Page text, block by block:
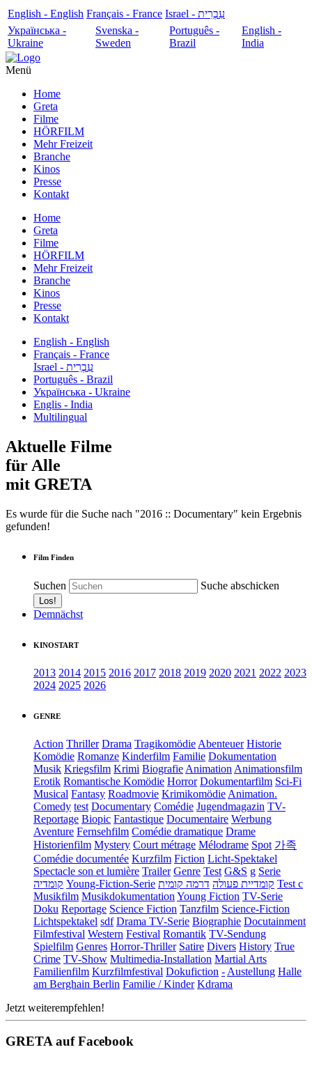
English - English Français - France
עִבְרִית - Israel
Українська -
Ukraine
Svenska -
Sweden
Português -
Brazil
English -
India
Menü
Home
Greta
Filme
HÖRFILM
Mehr Freizeit
Branche
Kinos
Presse
Kontakt
Home
Greta
Filme
HÖRFILM
Mehr Freizeit
Branche
Kinos
Presse
Kontakt
English - English
Français - France
עִבְרִית - Israel
Português - Brazil
Українська - Ukraine
Englis - India
Multilingual
Aktuelle Filme
für Alle
mit GRETA
Es wurde für die Suche nach "2016 :: Documentary" kein Ergebnis
gefunden!
Film Finden
Suchen Suche abschicken
Demnächst
KINOSTART
2013 2014 2015 2016 2017 2018 2019 2020 2021 2022 2023
2024 2025 2026
GENRE
Action Thriller Drama Tragikomödie Abenteuer Historie
Komödie Romanze Kinderfilm Familie Dokumentation
Musik Kriegsfilm Krimi Biografie Animation Animationsfilm
Erotik Romantische Komödie Horror Dokumentarfilm Sci-Fi
Musical Fantasy Roadmovie Krimikomödie Animation.
Comedy test Documentary Comédie Jugendmagazin TV-
Reportage Biopic Fantastique Documentaire Werbung
Aventure Fernsehfilm Comédie dramatique Drame
Historienfilm Mystery Court métrage Mélodrame Spot 가족
Comédie documentée Kurzfilm Fiction Licht-Spektakel
Spectacle son et lumière Trailer Genre Test G&S g Serie
קומדיה Young-Fiction-Serie קומדיית פעולה דרמה קומית
Test c
Musikfilm Musikdokumentation Young Fiction TV-Serie
Doku Reportage Science Fiction Tanzfilm Science-Fiction
Lichtspektakel sdf Drama TV-Serie Biographie Docutainment
Filmfestival Western Festival Romantik TV-Sendung
Spielfilm Genres Horror-Thriller Satire Divers History True
Crime TV-Show Multimedia-Installation Martial Arts
Familienfilm Kurzfilmfestival Dokufiction - Austellung Halle
am Berghain Berlin Familie / Kinder Kdrama
Jetzt weiterempfehlen!
GRETA auf Facebook